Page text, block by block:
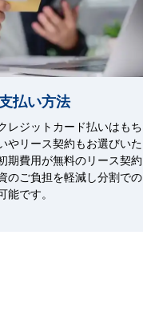
払い方法
レジットカード払いはもち
やリース契約もお選びいた
期費用が無料のリース契約
のご負担を軽減し分割での
能です。